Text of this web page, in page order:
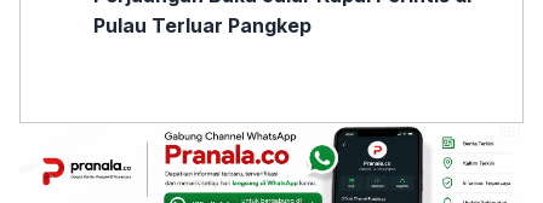
Pulau Terluar Pangkep